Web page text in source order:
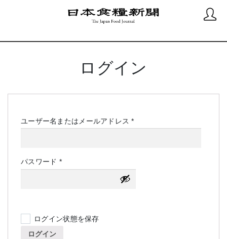
ログイン
ユーザー名またはメールアドレス*必
パスワード *必
須
ログイン状態を保存
ログイン